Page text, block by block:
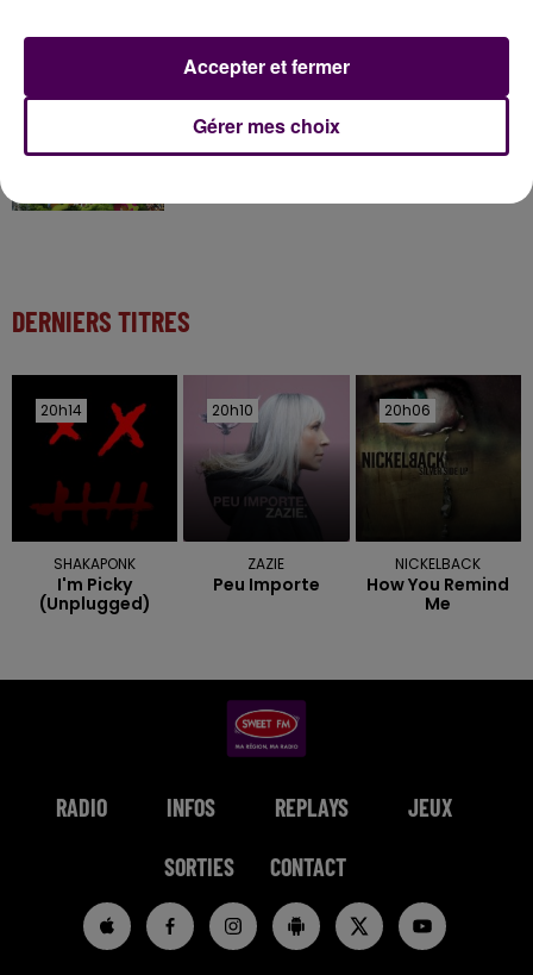
Kids !
Gagnez vos entrées pour Papéa Parc !
DERNIERS TITRES
20h14
20h14
SHAKAPONK
I'm Picky
(unplugged)
20h10
20h10
ZAZIE
Peu Importe
20h06
20h06
NICKELBACK
How You Remind
Me
RADIO INFOS REPLAYS JEUX
SORTIES CONTACT
Gérer mes choix
Accepter et fermer